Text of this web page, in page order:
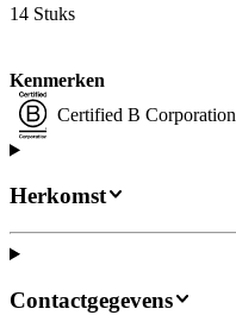
14 Stuks
Kenmerken
Certified B Corporation
Herkomst
Contactgegevens